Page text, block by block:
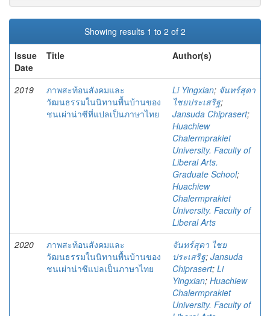
Showing results 1 to 2 of 2
Issue
Date
Title Author(s)
2019
ภาพสะท้อนสังคมและ
วัฒนธรรมในนิทานพื้นบ้านของ
ชนเผ่าน่าซีที่แปลเป็นภาษาไทย
Li Yingxian; จันทร์สุดา
ไชยประเสริฐ;
Jansuda Chiprasert;
Huachiew
Chalermprakiet
University. Faculty of
Liberal Arts.
Graduate School;
Huachiew
Chalermprakiet
University. Faculty of
Liberal Arts
2020
ภาพสะท้อนสังคมและ
วัฒนธรรมในนิทานพื้นบ้านของ
ชนเผ่าน่าซีแปลเป็นภาษาไทย
จันทร์สุดา ไชย
ประเสริฐ; Jansuda
Chiprasert; Li
Yingxian; Huachiew
Chalermprakiet
University. Faculty of